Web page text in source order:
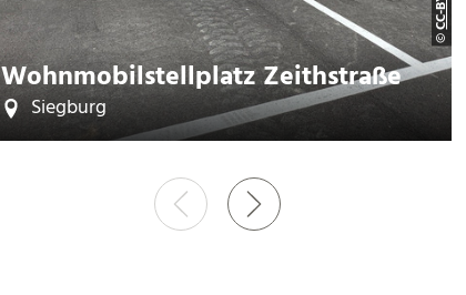
Wohnmobilstellplatz Zeithstraße
Siegburg
©